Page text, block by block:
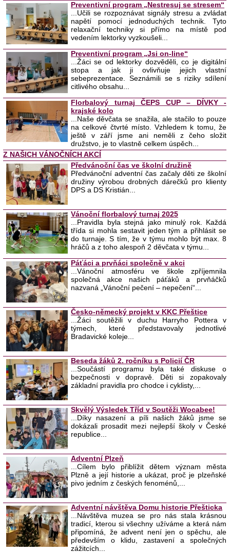
Preventivní program „Nestresuj se stresem“
...Učili se rozpoznávat signály stresu a zvládat
napětí pomocí jednoduchých technik. Tyto
relaxační techniky si přímo na místě pod
vedením lektorky vyzkoušeli...
Preventivní program „Jsi on-line“
...Žáci se od lektorky dozvěděli, co je digitální
stopa a jak ji ovlivňuje jejich vlastní
sebeprezentace. Seznámili se s riziky sdílení
citlivého obsahu...
Florbalový turnaj ČEPS CUP – DÍVKY -
krajské kolo
...Naše děvčata se snažila, ale stačilo to pouze
na celkové čtvrté místo. Vzhledem k tomu, že
ještě v září jsme ani neměli z čeho složit
družstvo, je to vlastně celkem úspěch...
Z NAŠICH VÁNOČNÍCH AKCÍ
Předvánoční čas ve školní družině
Předvánoční adventní čas začaly děti ze školní
družiny výrobou drobných dárečků pro klienty
DPS a DS Kristián...
Vánoční florbalový turnaj 2025
...Pravidla byla stejná jako minulý rok. Každá
třída si mohla sestavit jeden tým a přihlásit se
do turnaje. S tím, že v týmu mohlo být max. 8
hráčů a z toho alespoň 2 děvčata v týmu...
Páťáci a prvňáci společně v akci
...Vánoční atmosféru ve škole zpříjemnila
společná akce našich páťáků a prvňáčků
nazvaná „Vánoční pečení – nepečení“...
Česko-německý projekt v KKC Přeštice
...Žáci soutěžili v duchu Harryho Pottera v
týmech, které představovaly jednotlivé
Bradavické koleje...
Beseda žáků 2. ročníku s Policií ČR
...Součástí programu byla také diskuse o
bezpečnosti v dopravě. Děti si zopakovaly
základní pravidla pro chodce i cyklisty,...
Skvělý Výsledek Tříd v Soutěži Wocabee!
...Díky nasazení a píli našich žáků jsme se
dokázali prosadit mezi nejlepší školy v České
republice...
Adventní Plzeň
...Cílem bylo přiblížit dětem význam města
Plzně a její historie a ukázat, proč je plzeňské
pivo jedním z českých fenoménů,...
Adventní návštěva Domu historie Přešticka
...Návštěva muzea se pro nás stala krásnou
tradicí, kterou si všechny užíváme a která nám
připomíná, že advent není jen o spěchu, ale
především o klidu, zastavení a společných
zážitcích...